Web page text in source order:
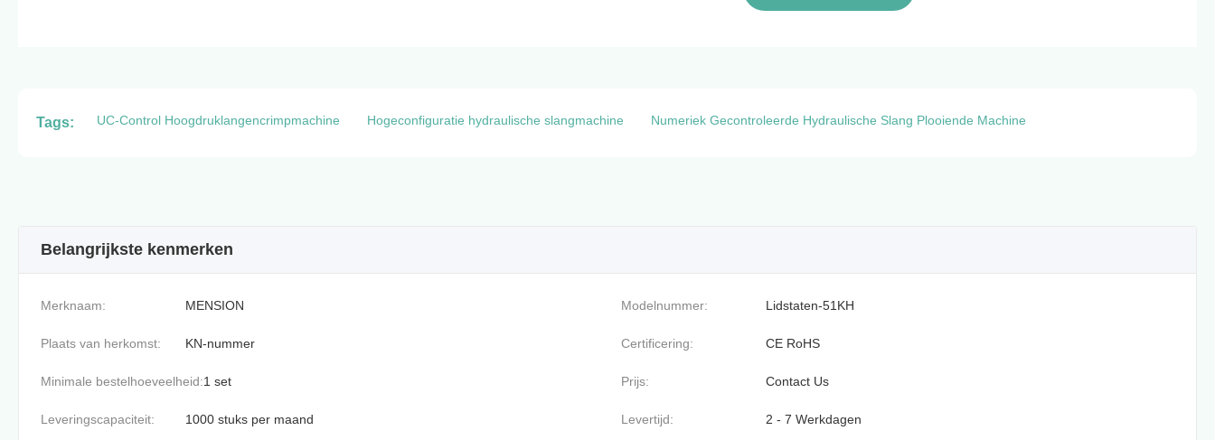
Tags: UC-Control Hoogdruklangencrimpmachine Hogeconfiguratie hydraulische slangmachine Numeriek Gecontroleerde Hydraulische Slang Plooiende Machine
Belangrijkste kenmerken
Merknaam: MENSION Modelnummer: Lidstaten-51KH
Plaats van herkomst: KN-nummer Certificering: CE RoHS
Minimale bestelhoeveelheid:1 set Prijs: Contact Us
Leveringscapaciteit: 1000 stuks per maand Levertijd: 2 - 7 Werkdagen